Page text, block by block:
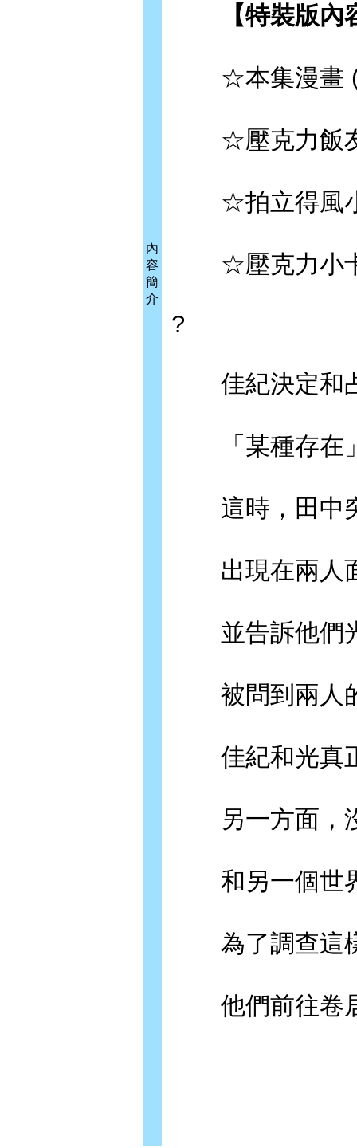
內
容
簡
介
【特裝版內
☆本集漫畫 (
☆壓克力飯友(
☆拍立得風小
☆壓克力小卡
?
佳紀決定和
「某種存在
這時，田中
出現在兩人
並告訴他們
被問到兩人
佳紀和光真
另一方面，沒
和另一個世界
為了調查這
他們前往卷